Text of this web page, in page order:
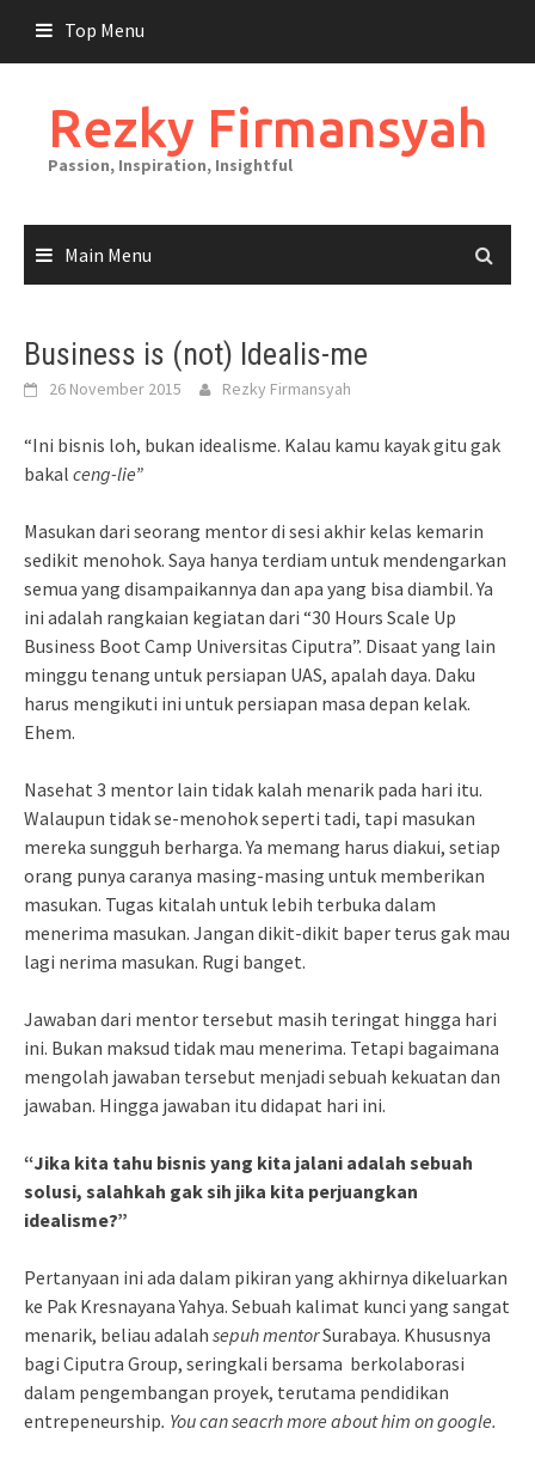
content
Top Menu
Rezky Firmansyah
Passion, Inspiration, Insightful
Main Menu
Business is (not) Idealis-me
26 November 2015 Rezky Firmansyah
“Ini bisnis loh, bukan idealisme. Kalau kamu kayak gitu gak
bakal ceng-lie”
Masukan dari seorang mentor di sesi akhir kelas kemarin
sedikit menohok. Saya hanya terdiam untuk mendengarkan
semua yang disampaikannya dan apa yang bisa diambil. Ya
ini adalah rangkaian kegiatan dari “30 Hours Scale Up
Business Boot Camp Universitas Ciputra”. Disaat yang lain
minggu tenang untuk persiapan UAS, apalah daya. Daku
harus mengikuti ini untuk persiapan masa depan kelak.
Ehem.
Nasehat 3 mentor lain tidak kalah menarik pada hari itu.
Walaupun tidak se-menohok seperti tadi, tapi masukan
mereka sungguh berharga. Ya memang harus diakui, setiap
orang punya caranya masing-masing untuk memberikan
masukan. Tugas kitalah untuk lebih terbuka dalam
menerima masukan. Jangan dikit-dikit baper terus gak mau
lagi nerima masukan. Rugi banget.
Jawaban dari mentor tersebut masih teringat hingga hari
ini. Bukan maksud tidak mau menerima. Tetapi bagaimana
mengolah jawaban tersebut menjadi sebuah kekuatan dan
jawaban. Hingga jawaban itu didapat hari ini.
“Jika kita tahu bisnis yang kita jalani adalah sebuah
solusi, salahkah gak sih jika kita perjuangkan
idealisme?”
Pertanyaan ini ada dalam pikiran yang akhirnya dikeluarkan
ke Pak Kresnayana Yahya. Sebuah kalimat kunci yang sangat
menarik, beliau adalah sepuh mentorSurabaya. Khususnya
bagi Ciputra Group, seringkali bersama berkolaborasi
dalam pengembangan proyek, terutama pendidikan
entrepeneurship. You can seacrh more about him on google.